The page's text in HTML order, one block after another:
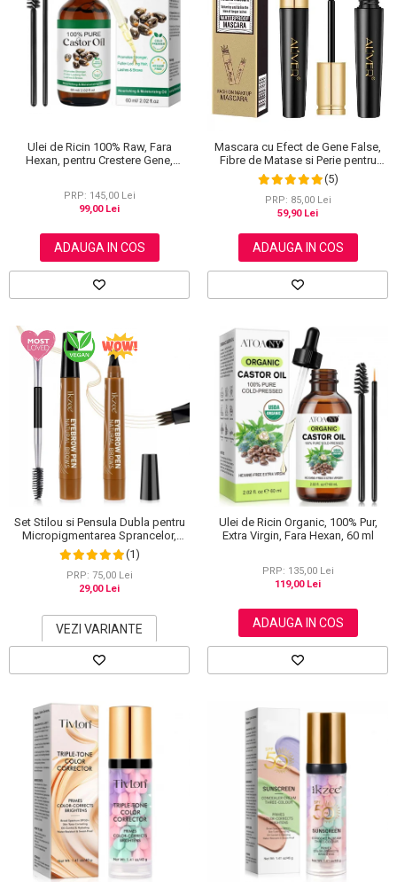
Scrub / Balsam de buze
Netestate pe Animale
Ulei de Ricin 100% Raw, Fara
Hexan, pentru Crestere Gene,
PRP: 145,00 Lei
99,00 Lei
ADAUGA IN COS
Mascara cu Efect de Gene False,
Fibre de Matase si Perie pentru
Curbare, Aliver 4D Extra Volume,
Waterproof, Negru,10 g
(5)
PRP: 85,00 Lei
59,90 Lei
ADAUGA IN COS
Set Stilou si Pensula Dubla pentru
Micropigmentarea Sprancelor,
Efect Natural de Microblading,
Aspect de Sprancene Pline
(1)
PRP: 75,00 Lei
29,00 Lei
VEZI VARIANTE
Ulei de Ricin Organic, 100% Pur,
Extra Virgin, Fara Hexan, 60 ml
PRP: 135,00 Lei
119,00 Lei
ADAUGA IN COS